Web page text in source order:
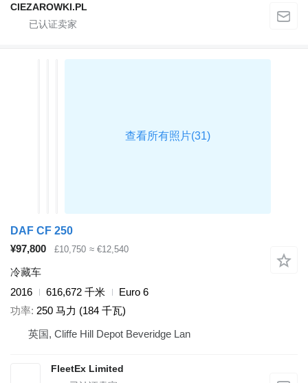
CIEZAROWKI.PL
DAF CF 250
¥97,800
£10,750 ≈ €12,540
冷藏车
2016
616,672 千米
Euro 6
功率 250 马力 (184 千瓦)
英国, Cliffe Hill Depot Beveridge Lan
FleetEx Limited